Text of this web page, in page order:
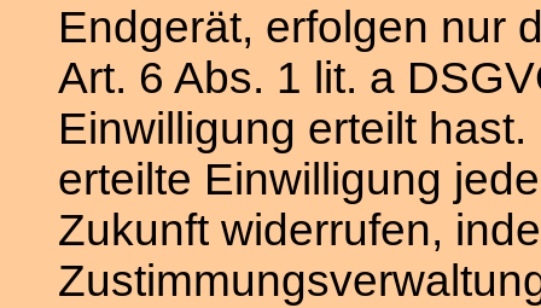
Endgerät, erfolgen nur
Art. 6 Abs. 1 lit. a
Einwilligung erteilt
erteilte Einwilligung
Zukunft widerrufen,